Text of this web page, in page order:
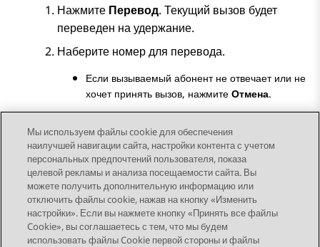
Нажмите Перевод. Текущий вызов будет
переведен на удержание.
Наберите номер для перевода.
Если вызываемый абонент не отвечает или не
хочет принять вызов, нажмите Отмена.
В противном случае нажмитеЗавершить.
Send Feedback
Мы используем файлы cookie для обеспечения
наилучшей навигации сайта, настройки контента с учетом
персональных предпочтений пользователя, показа
целевой рекламы и анализа посещаемости сайта. Вы
можете получить дополнительную информацию или
отключить файлы cookie, нажав на кнопку «Изменить
настройки». Если вы нажмете кнопку «Принять все файлы
Cookie», вы соглашаетесь с тем, что мы будем
использовать файлы Cookie первой стороны и файлы